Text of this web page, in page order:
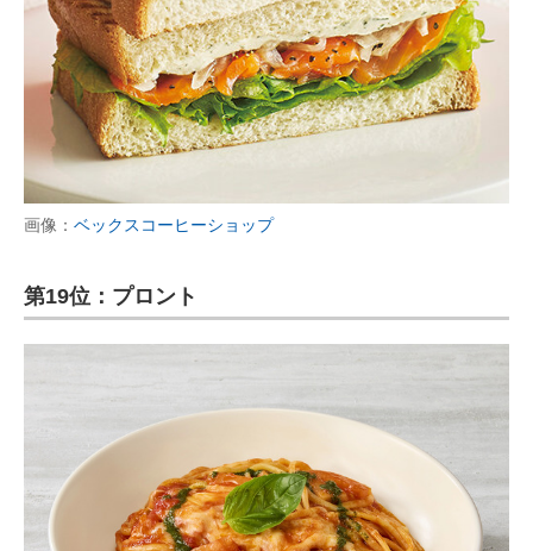
画像： ベックスコーヒーショップ
第19位：プロント